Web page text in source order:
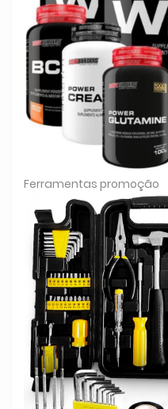
Ferramentas promoção